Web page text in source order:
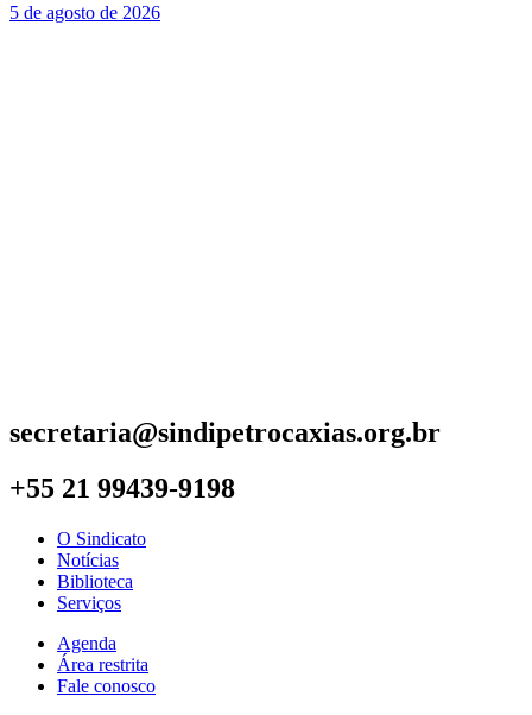
5 de agosto de 2026
secretaria@sindipetrocaxias.org.br
+55 21 99439-9198
O Sindicato
Notícias
Biblioteca
Serviços
Agenda
Área restrita
Fale conosco